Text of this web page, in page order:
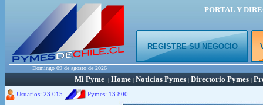
PORTAL Y
REGISTRE SU NEGOCIO
Domingo 09 de agosto de 2026
Mi Pyme | Home | Noticias Pymes | Directorio Pymes |
Usuarios: 23.015 Pymes: 13.800